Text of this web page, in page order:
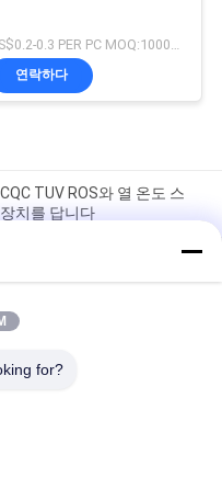
연락하다
TUV ROS와 열 온도 스
치를 답니다
도 제어 열 차단 스위치
함
스틱/세라믹 몸 RoHS는 증
for?